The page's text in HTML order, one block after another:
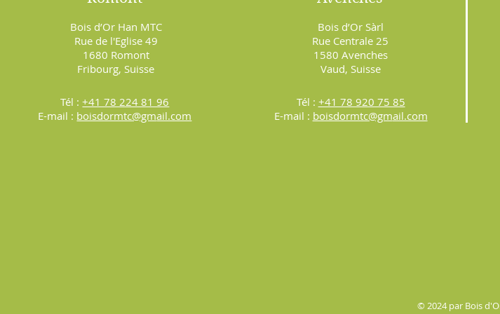
Bois d’Or Han MTC
Rue de l'Eglise 49
1680 Romont
Fribourg, Suisse
Tél :+41 78 224 81 96
E-mail : boisdormtc@gmail.com
Bois d’Or Sàrl
Rue Centrale 25
1580 Avenches
Vaud, Suisse
Tél : +41 78 920 75 85
E-mail : boisdormtc@gmail.com
© 2024par Bois